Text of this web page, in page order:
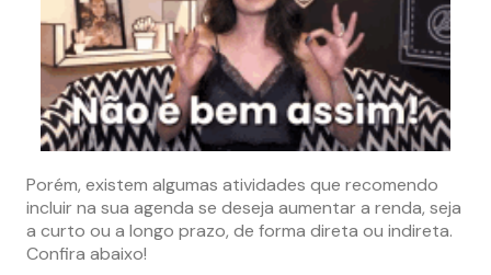
Porém, existem algumas atividades que recomendo
incluir na sua agenda se deseja aumentar a renda, seja
a curto ou a longo prazo, de forma direta ou indireta.
Confira abaixo!